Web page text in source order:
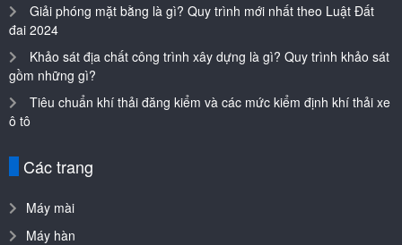
Giải phóng mặt bằng là gì? Quy trình mới nhất theo Luật Đất
đai 2024
Khảo sát địa chất công trình xây dựng là gì? Quy trình khảo sát
gồm những gì?
Tiêu chuẩn khí thải đăng kiểm và các mức kiểm định khí thải xe
ô tô
Các trang
Máy mài
Máy hàn